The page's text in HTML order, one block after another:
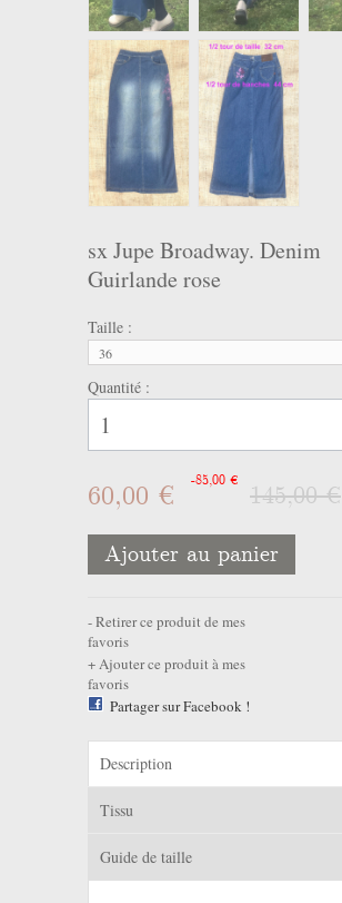
sx Jupe Broadway. Denim
Guirlande rose
Taille :
36
Quantité :
60,00 € -85,00 €
145,00 €
Ajouter au panier
Retirer ce produit de mes
favoris
Ajouter ce produit à mes
favoris
Partager sur Facebook !
Description
Tissu
Guide de taille